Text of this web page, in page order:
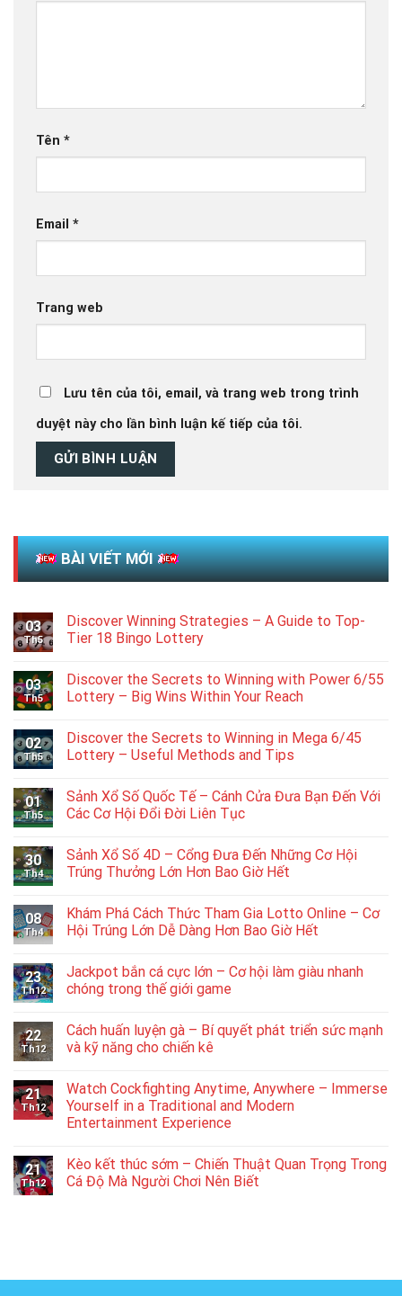
Tên *
Email *
Trang web
Lưu tên của tôi, email, và trang web trong trình
duyệt này cho lần bình luận kế tiếp của tôi.
BÀI VIẾT MỚI
03
Th5
Discover Winning Strategies – A Guide to Top-
Tier 18 Bingo Lottery
03
Th5
Discover the Secrets to Winning with Power 6/55
Lottery – Big Wins Within Your Reach
02
Th5
Discover the Secrets to Winning in Mega 6/45
Lottery – Useful Methods and Tips
01
Th5
Sảnh Xổ Số Quốc Tế – Cánh Cửa Đưa Bạn Đến Với
Các Cơ Hội Đổi Đời Liên Tục
30
Th4
Sảnh Xổ Số 4D – Cổng Đưa Đến Những Cơ Hội
Trúng Thưởng Lớn Hơn Bao Giờ Hết
08
Th4
Khám Phá Cách Thức Tham Gia Lotto Online – Cơ
Hội Trúng Lớn Dễ Dàng Hơn Bao Giờ Hết
23
Th12
Jackpot bắn cá cực lớn – Cơ hội làm giàu nhanh
chóng trong thế giới game
22
Th12
Cách huấn luyện gà – Bí quyết phát triển sức mạnh
và kỹ năng cho chiến kê
21
Th12
Watch Cockfighting Anytime, Anywhere – Immerse
Yourself in a Traditional and Modern
Entertainment Experience
21
Th12
Kèo kết thúc sớm – Chiến Thuật Quan Trọng Trong
Cá Độ Mà Người Chơi Nên Biết